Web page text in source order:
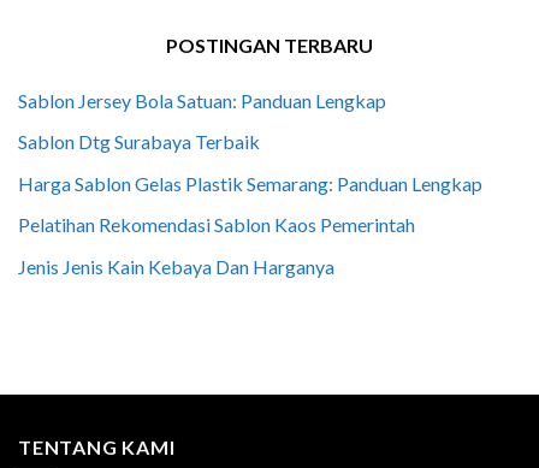
POSTINGAN TERBARU
Sablon Jersey Bola Satuan: Panduan Lengkap
Sablon Dtg Surabaya Terbaik
Harga Sablon Gelas Plastik Semarang: Panduan Lengkap
Pelatihan Rekomendasi Sablon Kaos Pemerintah
Jenis Jenis Kain Kebaya Dan Harganya
TENTANG KAMI